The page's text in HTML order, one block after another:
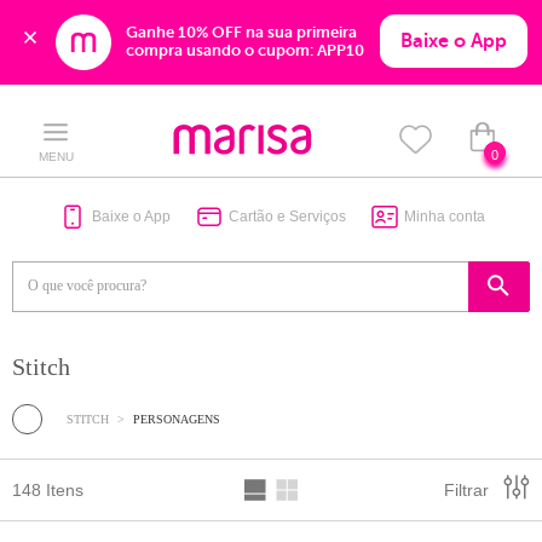
Ganhe 10% OFF na sua primeira
compra usando o cupom: APP10
Baixe o App
content
navigation
MENU 0
Baixe o App Cartão e Serviços Minha conta
Stitch
STITCH PERSONAGENS
148 Itens Filtrar